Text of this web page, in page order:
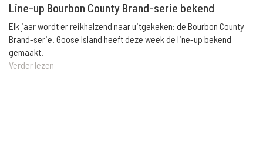
Line-up Bourbon County Brand-serie bekend
Elk jaar wordt er reikhalzend naar uitgekeken: de Bourbon County
Brand-serie. Goose Island heeft deze week de line-up bekend
gemaakt.
Verder lezen